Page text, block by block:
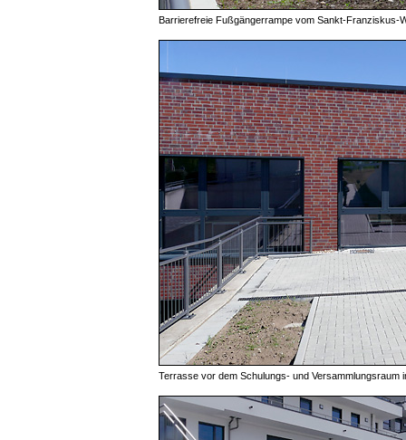
Barrierefreie Fußgängerrampe vom Sankt-Franziskus-
Terrasse vor dem Schulungs- und Versammlungsraum